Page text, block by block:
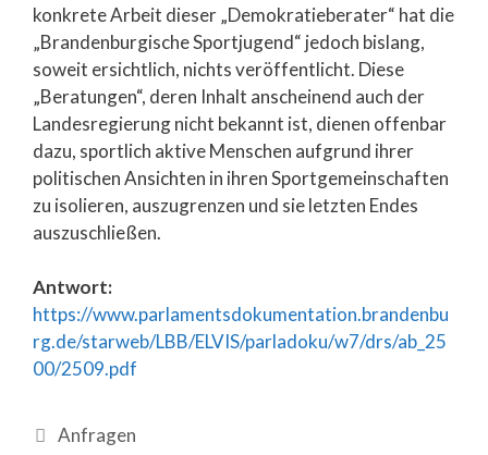
konkrete Arbeit dieser „Demokratieberater“ hat die
„Brandenburgische Sportjugend“ jedoch bislang,
soweit ersichtlich, nichts veröffentlicht. Diese
„Beratungen“, deren Inhalt anscheinend auch der
Landesregierung nicht bekannt ist, dienen offenbar
dazu, sportlich aktive Menschen aufgrund ihrer
politischen Ansichten in ihren Sportgemeinschaften
zu isolieren, auszugrenzen und sie letzten Endes
auszuschließen.
Antwort:
https://www.parlamentsdokumentation.brandenbu
rg.de/starweb/LBB/ELVIS/parladoku/w7/drs/ab_25
00/2509.pdf
Anfragen